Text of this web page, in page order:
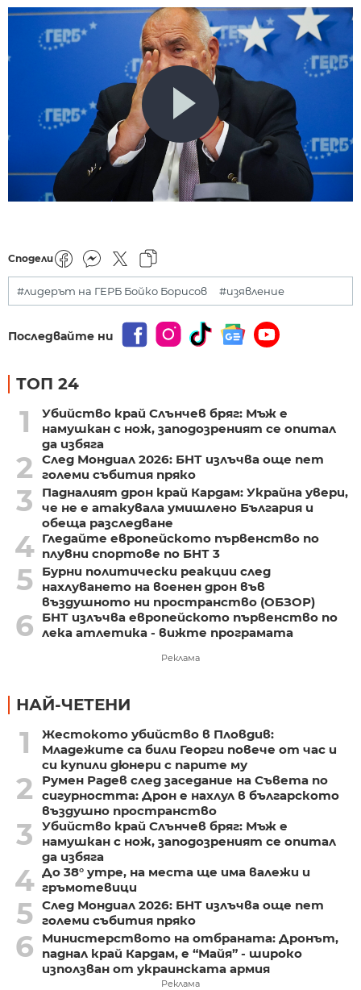
Сподели
#лидерът на ГЕРБ Бойко Борисов #изявление
Последвайте ни
ТОП 24
1
Убийство край Слънчев бряг: Мъж е
намушкан с нож, заподозреният се опитал
да избяга
2
След Мондиал 2026: БНТ излъчва още пет
големи събития пряко
3
Падналият дрон край Кардам: Украйна увери,
че не е атакувала умишлено България и
обеща разследване
4 Гледайте европейското първенство по
плувни спортове по БНТ 3
5
Бурни политически реакции след
нахлуването на военен дрон във
въздушното ни пространство (ОБЗОР)
6
БНТ излъчва европейското първенство по
лека атлетика - вижте програмата
Реклама
НАЙ-ЧЕТЕНИ
1
Жестокото убийство в Пловдив:
Младежите са били Георги повече от час и
си купили дюнери с парите му
2
Румен Радев след заседание на Съвета по
сигурността: Дрон е нахлул в българското
въздушно пространство
3
Убийство край Слънчев бряг: Мъж е
намушкан с нож, заподозреният се опитал
да избяга
4 До 38° утре, на места ще има валежи и
гръмотевици
5 След Мондиал 2026: БНТ излъчва още пет
големи събития пряко
6
Министерството на отбраната: Дронът,
паднал край Кардам, е “Майя” - широко
използван от украинската армия
Реклама